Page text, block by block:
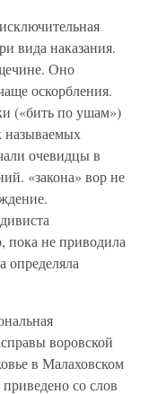
вида наказания.
Оно
оскорбления.
(«бить по ушам»)
называемых
очевидцы в
«закона» вор не
пока не приводила
определяла
воровской
в Малаховском
со слов